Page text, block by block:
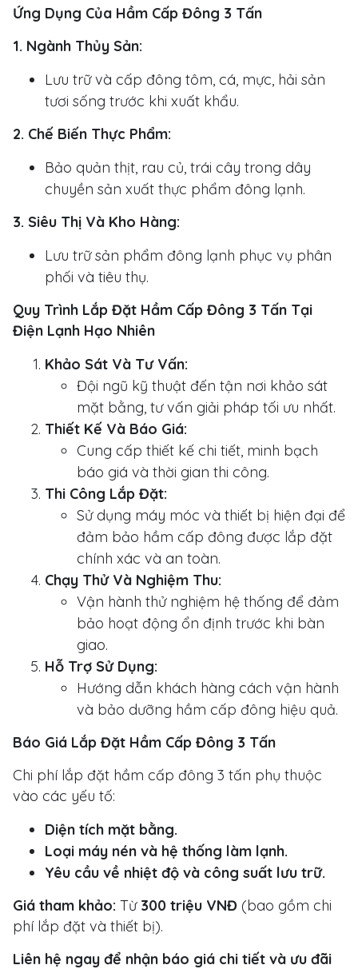
Ứng Dụng Của Hầm Cấp Đông 3 Tấn
1. Ngành Thủy Sản:
Lưu trữ và cấp đông tôm, cá, mực, hải sản
tươi sống trước khi xuất khẩu.
2. Chế Biến Thực Phẩm:
Bảo quản thịt, rau củ, trái cây trong dây
chuyền sản xuất thực phẩm đông lạnh.
3. Siêu Thị Và Kho Hàng:
Lưu trữ sản phẩm đông lạnh phục vụ phân
phối và tiêu thụ.
Quy Trình Lắp Đặt Hầm Cấp Đông 3 Tấn Tại
Điện Lạnh Hạo Nhiên
Khảo Sát Và Tư Vấn:
Đội ngũ kỹ thuật đến tận nơi khảo sát
mặt bằng, tư vấn giải pháp tối ưu nhất.
Thiết Kế Và Báo Giá:
Cung cấp thiết kế chi tiết, minh bạch
báo giá và thời gian thi công.
Thi Công Lắp Đặt:
Sử dụng máy móc và thiết bị hiện đại để
đảm bảo hầm cấp đông được lắp đặt
chính xác và an toàn.
Chạy Thử Và Nghiệm Thu:
Vận hành thử nghiệm hệ thống để đảm
bảo hoạt động ổn định trước khi bàn
giao.
Hỗ Trợ Sử Dụng:
Hướng dẫn khách hàng cách vận hành
và bảo dưỡng hầm cấp đông hiệu quả.
Báo Giá Lắp Đặt Hầm Cấp Đông 3 Tấn
Chi phí lắp đặt hầm cấp đông 3 tấn phụ thuộc
vào các yếu tố:
Diện tích mặt bằng.
Loại máy nén và hệ thống làm lạnh.
Yêu cầu về nhiệt độ và công suất lưu trữ.
Giá tham khảo: Từ 300 triệu VNĐ (bao gồm chi
phí lắp đặt và thiết bị).
Liên hệ ngay để nhận báo giá chi tiết và ưu đãi